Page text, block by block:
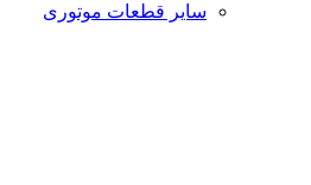
سایر قطعات موتوری